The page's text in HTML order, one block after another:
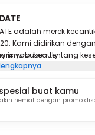
adalah merek
Kami didirikan
bukan tentang
dari cerita yang
Kami tidak
bagian dari
bagian dari cerita
is your beauty
buat kamu
hemat dengan promo